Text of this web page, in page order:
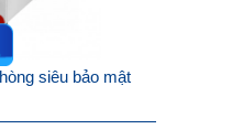
siêu bảo mật